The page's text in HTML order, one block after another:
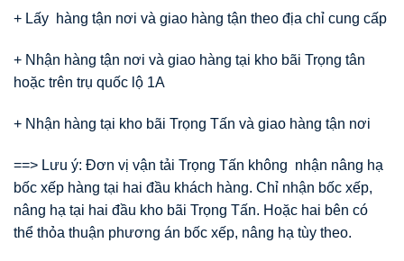
+ Lấy hàng tận nơi và giao hàng tận theo địa chỉ cung cấp
+ Nhận hàng tận nơi và giao hàng tại kho bãi Trọng tân
hoặc trên trụ quốc lộ 1A
+ Nhận hàng tại kho bãi Trọng Tấn và giao hàng tận nơi
==> Lưu ý: Đơn vị vận tải Trọng Tấn không nhận nâng hạ
bốc xếp hàng tại hai đầu khách hàng. Chỉ nhận bốc xếp,
nâng hạ tại hai đầu kho bãi Trọng Tấn. Hoặc hai bên có
thể thỏa thuận phương án bốc xếp, nâng hạ tùy theo.